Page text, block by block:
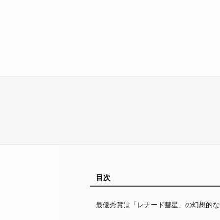
目次
最優秀賞は「レナード彗星」の幻想的